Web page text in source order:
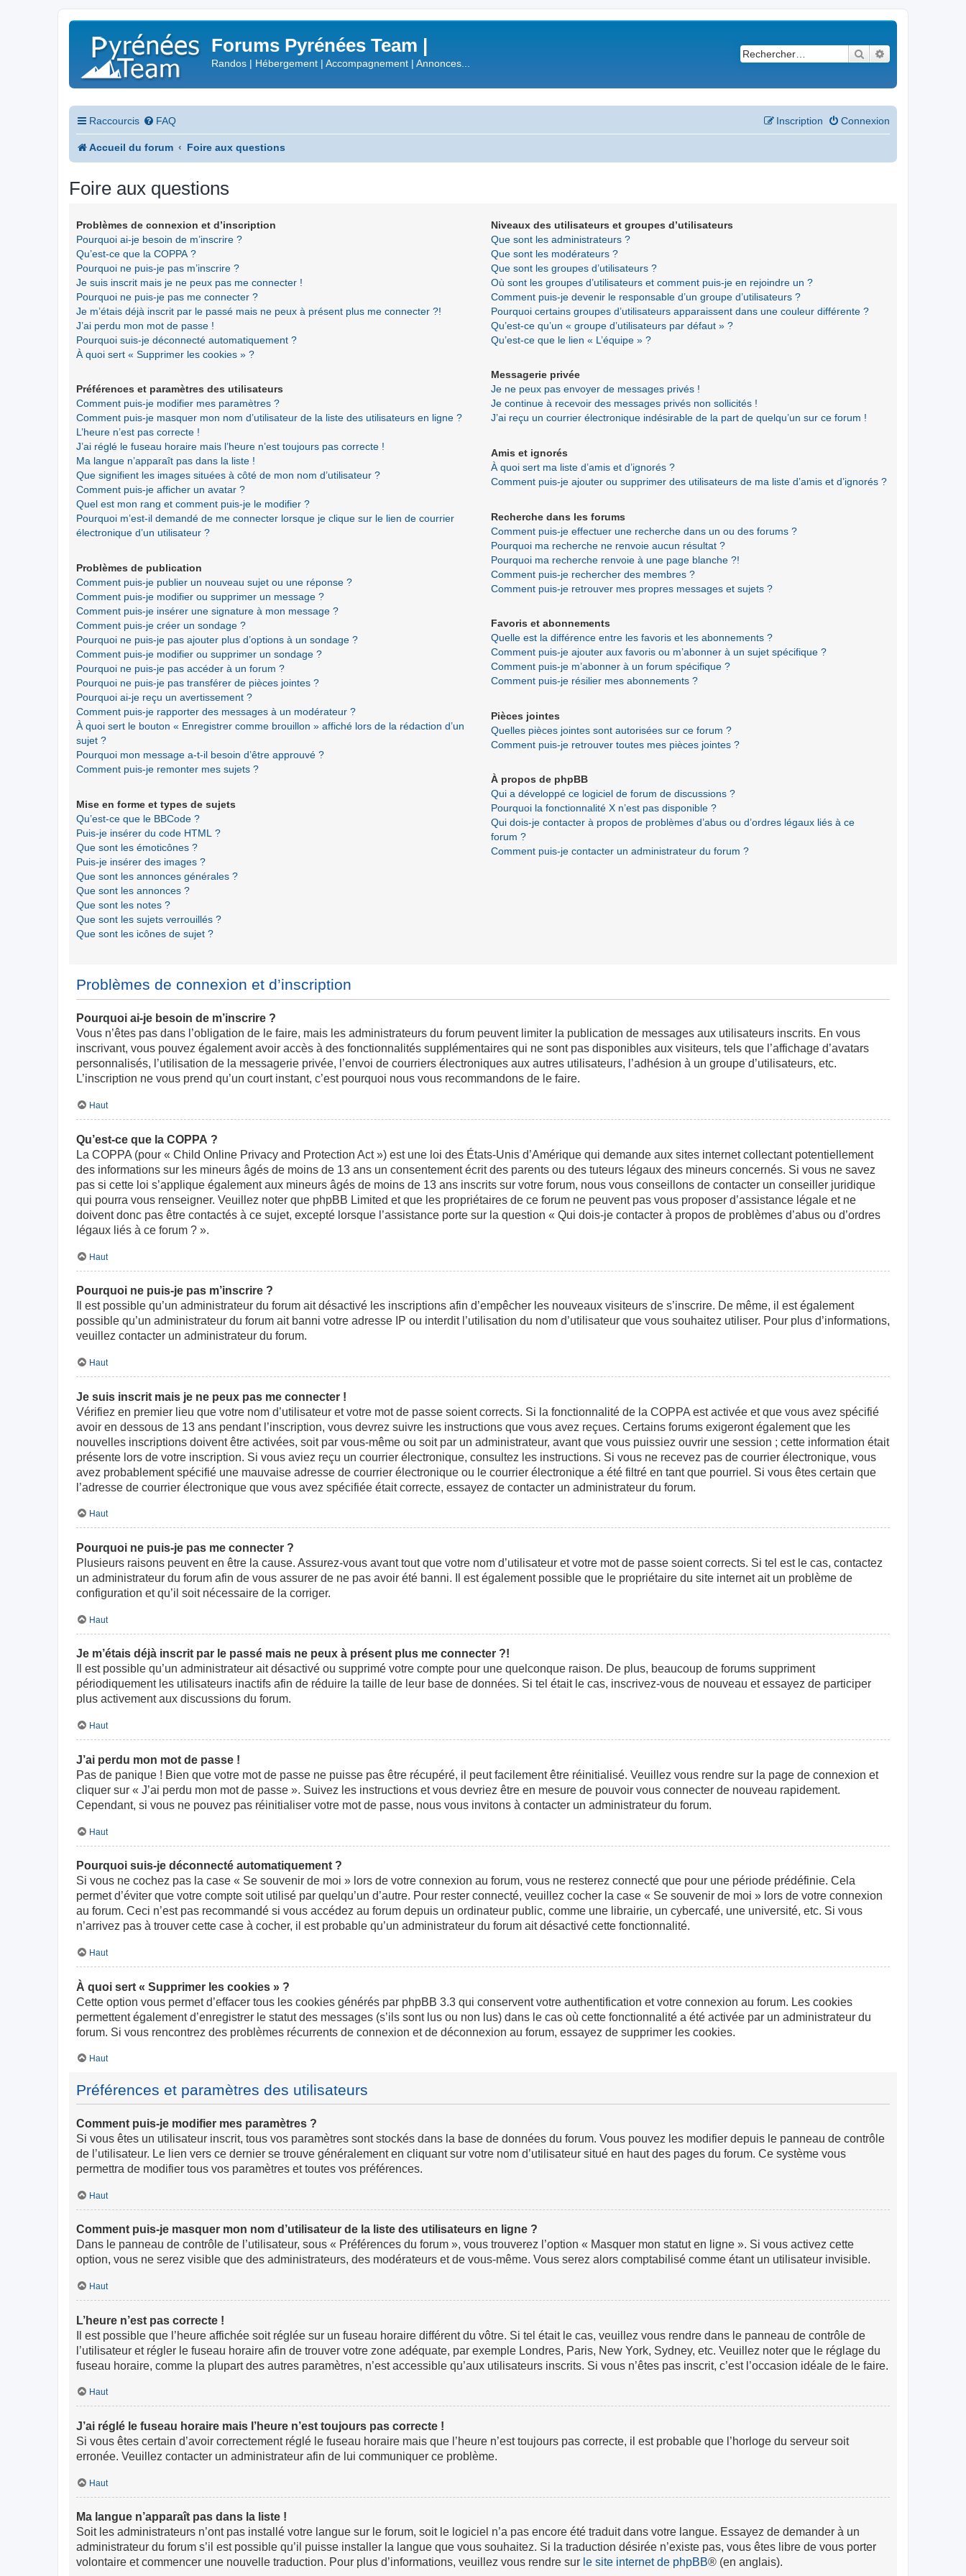
Forums Pyrénées Team |
Randos | Hébergement | Accompagnement | Annonces...
Rechercher
Raccourcis FAQ Connexion
Inscription
Accueil du forum Foire aux questions
Foire aux questions
Problèmes de connexion et d’inscription
Pourquoi ai-je besoin de m’inscrire ?
Qu’est-ce que la COPPA ?
Pourquoi ne puis-je pas m’inscrire ?
Je suis inscrit mais je ne peux pas me connecter !
Pourquoi ne puis-je pas me connecter ?
Je m’étais déjà inscrit par le passé mais ne peux à présent plus me connecter ?!
J’ai perdu mon mot de passe !
Pourquoi suis-je déconnecté automatiquement ?
À quoi sert « Supprimer les cookies » ?
Préférences et paramètres des utilisateurs
Comment puis-je modifier mes paramètres ?
Comment puis-je masquer mon nom d’utilisateur de la liste des utilisateurs en ligne ?
L’heure n’est pas correcte !
J’ai réglé le fuseau horaire mais l’heure n’est toujours pas correcte !
Ma langue n’apparaît pas dans la liste !
Que signifient les images situées à côté de mon nom d’utilisateur ?
Comment puis-je afficher un avatar ?
Quel est mon rang et comment puis-je le modifier ?
Pourquoi m’est-il demandé de me connecter lorsque je clique sur le lien de courrier
électronique d’un utilisateur ?
Problèmes de publication
Comment puis-je publier un nouveau sujet ou une réponse ?
Comment puis-je modifier ou supprimer un message ?
Comment puis-je insérer une signature à mon message ?
Comment puis-je créer un sondage ?
Pourquoi ne puis-je pas ajouter plus d’options à un sondage ?
Comment puis-je modifier ou supprimer un sondage ?
Pourquoi ne puis-je pas accéder à un forum ?
Pourquoi ne puis-je pas transférer de pièces jointes ?
Pourquoi ai-je reçu un avertissement ?
Comment puis-je rapporter des messages à un modérateur ?
À quoi sert le bouton « Enregistrer comme brouillon » affiché lors de la rédaction d’un
sujet ?
Pourquoi mon message a-t-il besoin d’être approuvé ?
Comment puis-je remonter mes sujets ?
Mise en forme et types de sujets
Qu’est-ce que le BBCode ?
Puis-je insérer du code HTML ?
Que sont les émoticônes ?
Puis-je insérer des images ?
Que sont les annonces générales ?
Que sont les annonces ?
Que sont les notes ?
Que sont les sujets verrouillés ?
Que sont les icônes de sujet ?
Niveaux des utilisateurs et groupes d’utilisateurs
Que sont les administrateurs ?
Que sont les modérateurs ?
Que sont les groupes d’utilisateurs ?
Où sont les groupes d’utilisateurs et comment puis-je en rejoindre un ?
Comment puis-je devenir le responsable d’un groupe d’utilisateurs ?
Pourquoi certains groupes d’utilisateurs apparaissent dans une couleur différente ?
Qu’est-ce qu’un « groupe d’utilisateurs par défaut » ?
Qu’est-ce que le lien « L’équipe » ?
Messagerie privée
Je ne peux pas envoyer de messages privés !
Je continue à recevoir des messages privés non sollicités !
J’ai reçu un courrier électronique indésirable de la part de quelqu’un sur ce forum !
Amis et ignorés
À quoi sert ma liste d’amis et d’ignorés ?
Comment puis-je ajouter ou supprimer des utilisateurs de ma liste d’amis et d’ignorés ?
Recherche dans les forums
Comment puis-je effectuer une recherche dans un ou des forums ?
Pourquoi ma recherche ne renvoie aucun résultat ?
Pourquoi ma recherche renvoie à une page blanche ?!
Comment puis-je rechercher des membres ?
Comment puis-je retrouver mes propres messages et sujets ?
Favoris et abonnements
Quelle est la différence entre les favoris et les abonnements ?
Comment puis-je ajouter aux favoris ou m’abonner à un sujet spécifique ?
Comment puis-je m’abonner à un forum spécifique ?
Comment puis-je résilier mes abonnements ?
Pièces jointes
Quelles pièces jointes sont autorisées sur ce forum ?
Comment puis-je retrouver toutes mes pièces jointes ?
À propos de phpBB
Qui a développé ce logiciel de forum de discussions ?
Pourquoi la fonctionnalité X n’est pas disponible ?
Qui dois-je contacter à propos de problèmes d’abus ou d’ordres légaux liés à ce
forum ?
Comment puis-je contacter un administrateur du forum ?
Problèmes de connexion et d’inscription
Pourquoi ai-je besoin de m’inscrire ?
Vous n’êtes pas dans l’obligation de le faire, mais les administrateurs du forum peuvent limiter la publication de messages aux utilisateurs inscrits. En vous
inscrivant, vous pouvez également avoir accès à des fonctionnalités supplémentaires qui ne sont pas disponibles aux visiteurs, tels que l’affichage d’avatars
personnalisés, l’utilisation de la messagerie privée, l’envoi de courriers électroniques aux autres utilisateurs, l’adhésion à un groupe d’utilisateurs, etc.
L’inscription ne vous prend qu’un court instant, c’est pourquoi nous vous recommandons de le faire.
Haut
Qu’est-ce que la COPPA ?
La COPPA (pour « Child Online Privacy and Protection Act ») est une loi des États-Unis d’Amérique qui demande aux sites internet collectant potentiellement
des informations sur les mineurs âgés de moins de 13 ans un consentement écrit des parents ou des tuteurs légaux des mineurs concernés. Si vous ne savez
pas si cette loi s’applique également aux mineurs âgés de moins de 13 ans inscrits sur votre forum, nous vous conseillons de contacter un conseiller juridique
qui pourra vous renseigner. Veuillez noter que phpBB Limited et que les propriétaires de ce forum ne peuvent pas vous proposer d’assistance légale et ne
doivent donc pas être contactés à ce sujet, excepté lorsque l’assistance porte sur la question « Qui dois-je contacter à propos de problèmes d’abus ou d’ordres
légaux liés à ce forum ? ».
Haut
Pourquoi ne puis-je pas m’inscrire ?
Il est possible qu’un administrateur du forum ait désactivé les inscriptions afin d’empêcher les nouveaux visiteurs de s’inscrire. De même, il est également
possible qu’un administrateur du forum ait banni votre adresse IP ou interdit l’utilisation du nom d’utilisateur que vous souhaitez utiliser. Pour plus d’informations,
veuillez contacter un administrateur du forum.
Haut
Je suis inscrit mais je ne peux pas me connecter !
Vérifiez en premier lieu que votre nom d’utilisateur et votre mot de passe soient corrects. Si la fonctionnalité de la COPPA est activée et que vous avez spécifié
avoir en dessous de 13 ans pendant l’inscription, vous devrez suivre les instructions que vous avez reçues. Certains forums exigeront également que les
nouvelles inscriptions doivent être activées, soit par vous-même ou soit par un administrateur, avant que vous puissiez ouvrir une session ; cette information était
présente lors de votre inscription. Si vous aviez reçu un courrier électronique, consultez les instructions. Si vous ne recevez pas de courrier électronique, vous
avez probablement spécifié une mauvaise adresse de courrier électronique ou le courrier électronique a été filtré en tant que pourriel. Si vous êtes certain que
l’adresse de courrier électronique que vous avez spécifiée était correcte, essayez de contacter un administrateur du forum.
Haut
Pourquoi ne puis-je pas me connecter ?
Plusieurs raisons peuvent en être la cause. Assurez-vous avant tout que votre nom d’utilisateur et votre mot de passe soient corrects. Si tel est le cas, contactez
un administrateur du forum afin de vous assurer de ne pas avoir été banni. Il est également possible que le propriétaire du site internet ait un problème de
configuration et qu’il soit nécessaire de la corriger.
Haut
Je m’étais déjà inscrit par le passé mais ne peux à présent plus me connecter ?!
Il est possible qu’un administrateur ait désactivé ou supprimé votre compte pour une quelconque raison. De plus, beaucoup de forums suppriment
périodiquement les utilisateurs inactifs afin de réduire la taille de leur base de données. Si tel était le cas, inscrivez-vous de nouveau et essayez de participer
plus activement aux discussions du forum.
Haut
J’ai perdu mon mot de passe !
Pas de panique ! Bien que votre mot de passe ne puisse pas être récupéré, il peut facilement être réinitialisé. Veuillez vous rendre sur la page de connexion et
cliquer sur « J’ai perdu mon mot de passe ». Suivez les instructions et vous devriez être en mesure de pouvoir vous connecter de nouveau rapidement.
Cependant, si vous ne pouvez pas réinitialiser votre mot de passe, nous vous invitons à contacter un administrateur du forum.
Haut
Pourquoi suis-je déconnecté automatiquement ?
Si vous ne cochez pas la case « Se souvenir de moi » lors de votre connexion au forum, vous ne resterez connecté que pour une période prédéfinie. Cela
permet d’éviter que votre compte soit utilisé par quelqu’un d’autre. Pour rester connecté, veuillez cocher la case « Se souvenir de moi » lors de votre connexion
au forum. Ceci n’est pas recommandé si vous accédez au forum depuis un ordinateur public, comme une librairie, un cybercafé, une université, etc. Si vous
n’arrivez pas à trouver cette case à cocher, il est probable qu’un administrateur du forum ait désactivé cette fonctionnalité.
Haut
À quoi sert « Supprimer les cookies » ?
Cette option vous permet d’effacer tous les cookies générés par phpBB 3.3 qui conservent votre authentification et votre connexion au forum. Les cookies
permettent également d’enregistrer le statut des messages (s’ils sont lus ou non lus) dans le cas où cette fonctionnalité a été activée par un administrateur du
forum. Si vous rencontrez des problèmes récurrents de connexion et de déconnexion au forum, essayez de supprimer les cookies.
Haut
Préférences et paramètres des utilisateurs
Comment puis-je modifier mes paramètres ?
Si vous êtes un utilisateur inscrit, tous vos paramètres sont stockés dans la base de données du forum. Vous pouvez les modifier depuis le panneau de contrôle
de l’utilisateur. Le lien vers ce dernier se trouve généralement en cliquant sur votre nom d’utilisateur situé en haut des pages du forum. Ce système vous
permettra de modifier tous vos paramètres et toutes vos préférences.
Haut
Comment puis-je masquer mon nom d’utilisateur de la liste des utilisateurs en ligne ?
Dans le panneau de contrôle de l’utilisateur, sous « Préférences du forum », vous trouverez l’option « Masquer mon statut en ligne ». Si vous activez cette
option, vous ne serez visible que des administrateurs, des modérateurs et de vous-même. Vous serez alors comptabilisé comme étant un utilisateur invisible.
Haut
L’heure n’est pas correcte !
Il est possible que l’heure affichée soit réglée sur un fuseau horaire différent du vôtre. Si tel était le cas, veuillez vous rendre dans le panneau de contrôle de
l’utilisateur et régler le fuseau horaire afin de trouver votre zone adéquate, par exemple Londres, Paris, New York, Sydney, etc. Veuillez noter que le réglage du
fuseau horaire, comme la plupart des autres paramètres, n’est accessible qu’aux utilisateurs inscrits. Si vous n’êtes pas inscrit, c’est l’occasion idéale de le faire.
Haut
J’ai réglé le fuseau horaire mais l’heure n’est toujours pas correcte !
Si vous êtes certain d’avoir correctement réglé le fuseau horaire mais que l’heure n’est toujours pas correcte, il est probable que l’horloge du serveur soit
erronée. Veuillez contacter un administrateur afin de lui communiquer ce problème.
Haut
Ma langue n’apparaît pas dans la liste !
Soit les administrateurs n’ont pas installé votre langue sur le forum, soit le logiciel n’a pas encore été traduit dans votre langue. Essayez de demander à un
administrateur du forum s’il est possible qu’il puisse installer la langue que vous souhaitez. Si la traduction désirée n’existe pas, vous êtes libre de vous porter
volontaire et commencer une nouvelle traduction. Pour plus d’informations, veuillez vous rendre sur le site internet de phpBB® (en anglais).